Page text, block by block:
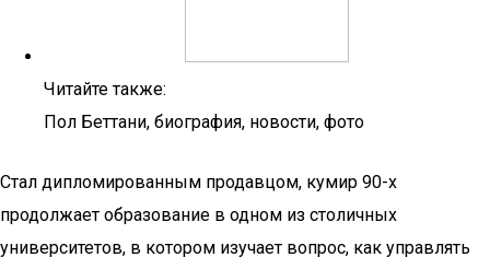
Читайте также:
Пол Беттани, биография, новости, фото
Стал дипломированным продавцом, кумир 90-х
продолжает образование в одном из столичных
университетов, в котором изучает вопрос, как управлять